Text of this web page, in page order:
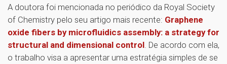
A doutora foi mencionada no periódico da Royal Society
of Chemistry pelo seu artigo mais recente: Graphene
oxide fibers by microfluidics assembly: a strategy for
structural and dimensional control . De acordo com ela,
o trabalho visa a apresentar uma estratégia simples de se